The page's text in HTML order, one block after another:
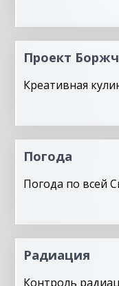
Проект Боржч
Креативная
Погода
Погода по всей
Радиация
Контроль